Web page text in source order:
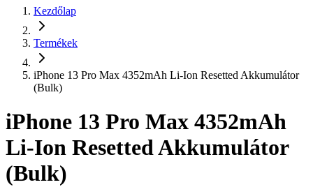
Kezdőlap
Termékek
iPhone 13 Pro Max 4352mAh Li-Ion Resetted Akkumulátor
(Bulk)
iPhone 13 Pro Max 4352mAh
Li-Ion Resetted Akkumulátor
(Bulk)